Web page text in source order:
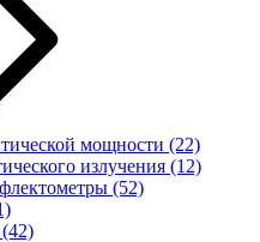
мощности (22)
излучения (12)
(52)
(42)